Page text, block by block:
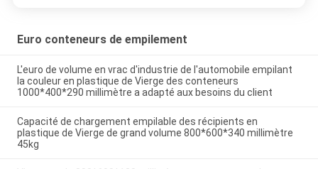
Euro conteneurs de empilement
L'euro de volume en vrac d'industrie de l'automobile empilant
la couleur en plastique de Vierge des conteneurs
1000*400*290 millimètre a adapté aux besoins du client
Capacité de chargement empilable des récipients en
plastique de Vierge de grand volume 800*600*340 millimètre
45kg